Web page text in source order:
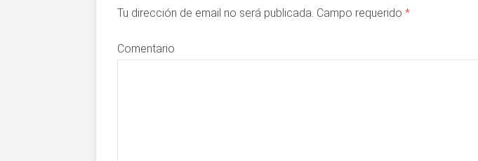
Tu dirección de email no será publicada. Campo requerido *
Comentario